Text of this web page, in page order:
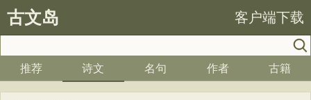
古文岛 客户端下载
推荐 诗文 名句 作者 古籍